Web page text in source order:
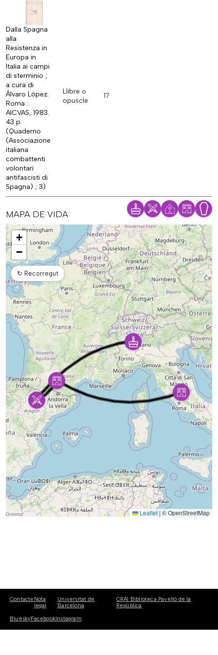
Dalla Spagna
alla
Resistenza in
Europa in
Italia ai campi
di sterminio ;
a cura di
Álvaro López.
Roma :
AICVAS, 1983.
43 p.
(Quaderno
(Associazione
italiana
combattenti
volontari
antifascisti di
Spagna) ; 3)
Llibre o
opuscle
17
MAPA DE VIDA
Mapa
+
−
↻ Recorregut
Leaflet | © OpenStreetMap
Contacte Nota
legal
Universitat de
Barcelona
CRAI Biblioteca Pavelló de la
República
BlueskyFacebookInstagram